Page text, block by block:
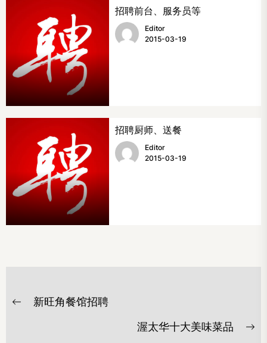
招聘前台、服务员等
Editor
2015-03-19
招聘厨师、送餐
Editor
2015-03-19
文
章Previous
新旺角餐馆招聘
渥太华十大美味菜品